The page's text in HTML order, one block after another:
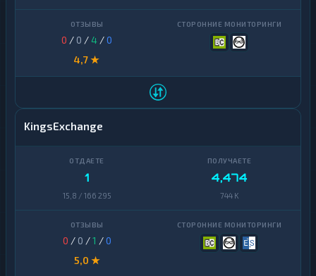
0 / 0 / 4 /0
4,7 ★
KingsExchange
1
15,8 / 166 295
4,474
744 K
0 / 0 /1 /0
5,0 ★